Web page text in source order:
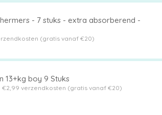
- 7 stuks - extra absorberend -
(gratis vanaf €20)
13+kg boy 9 Stuks
€2,99 verzendkosten (gratis vanaf €20)